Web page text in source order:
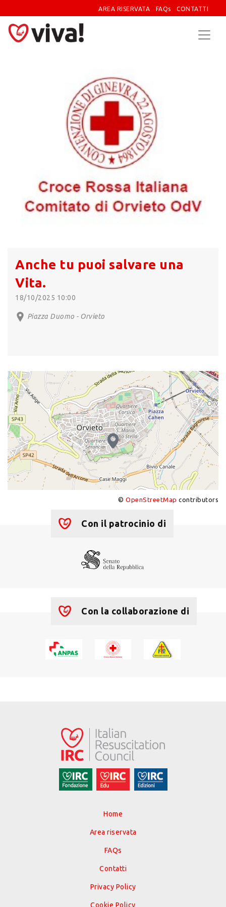
AREA RISERVATA FAQs CONTATTI
Anche tu puoi salvare una
Vita.
18/10/2025 10:00
Piazza Duomo - Orvieto
© OpenStreetMap contributors
Con il patrocinio di
Con la collaborazione di
Home
Area riservata
FAQs
Contatti
Privacy Policy
Cookie Policy